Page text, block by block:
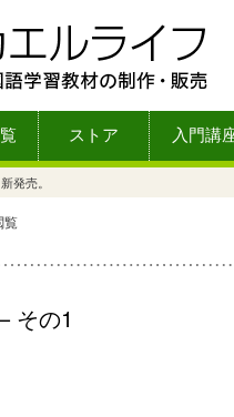
ストア 入門講
発売。
覧
その1